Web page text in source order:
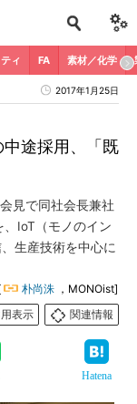
ィ FA 素材／化学
2017年1月25日
途採用、「既
見で同社会長兼社
IoT（モノのイン
生産技術を中心に
朴尚洙 ，MONOist]
表示
関連情報
Hatena